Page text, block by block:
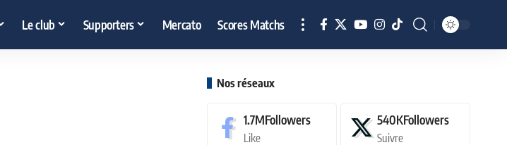
Le club Supporters Mercato Scores Matchs
Nos réseaux
1.7MFollowers
Like
540KFollowers
Suivre